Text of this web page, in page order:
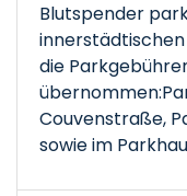
Blutspender
die
Couvenstraße,
sowie im